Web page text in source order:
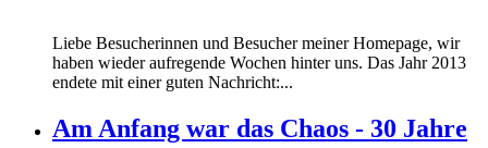
Liebe Besucherinnen und Besucher meiner Homepage, wir
haben wieder aufregende Wochen hinter uns. Das Jahr 2013
endete mit einer guten Nachricht:...
Am Anfang war das Chaos - 30 Jahre